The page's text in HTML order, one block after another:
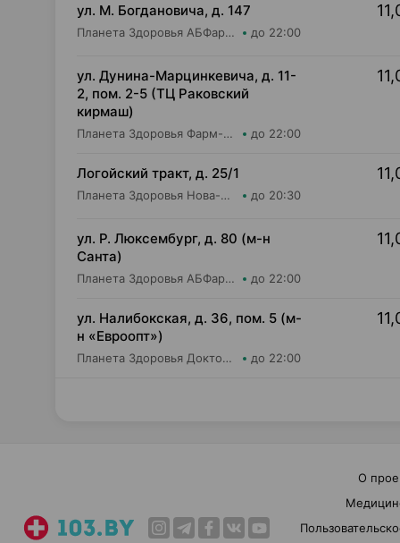
ул. М. Богдановича, д. 147
Планета Здоровья АБФармация ИООО Косметический магазин №4 до 22:00
ул. Дунина-Марцинкевича, д. 11-
2, пом. 2-5 (ТЦ Раковский
кирмаш)
Планета Здоровья Фарм-Продукт ОДО Аптека №24 до 22:00
Логойский тракт, д. 25/1
Планета Здоровья Нова-Фарм ООО Аптека №1 до 20:30
ул. Р. Люксембург, д. 80 (м-н
Санта)
Планета Здоровья АБФармация ИООО Аптека №7 до 22:00
ул. Налибокская, д. 36, пом. 5 (м-
н «Евроопт»)
Планета Здоровья Доктор Время ООО Аптека №51 до 22:00
О